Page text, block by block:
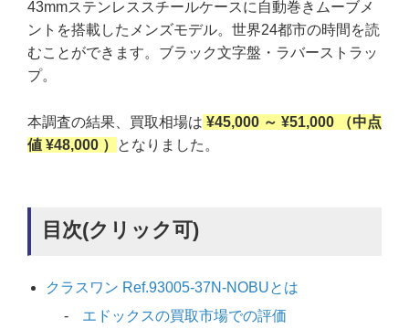
43mmステンレススチールケースに自動巻きムーブメ
ントを搭載したメンズモデル。世界24都市の時間を読
むことができます。ブラック文字盤・ラバーストラッ
プ。
本調査の結果、買取相場は ¥45,000 ～ ¥51,000 （中点
値 ¥48,000 ）
となりました。
目次(クリック可)
クラスワン Ref.93005-37N-NOBUとは
エドックスの買取市場での評価